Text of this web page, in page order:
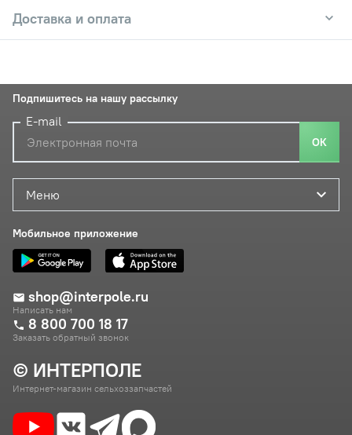
Доставка и оплата
© ИНТЕРПОЛЕ
Интернет-магазин сельхоззапчастей
Меню
Мобильное приложение
shop@interpole.ru
Написать нам
8 800 700 18 17
Заказать обратный звонок
Подпишитесь на нашу рассылку
E-mail
ОК